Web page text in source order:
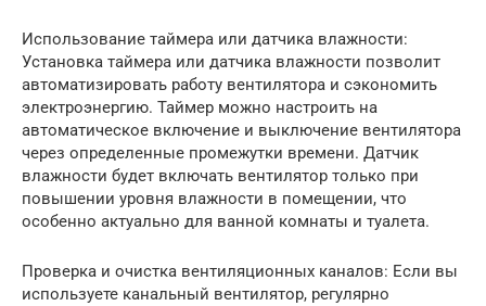
Использование таймера или датчика влажности:
Установка таймера или датчика влажности позволит
автоматизировать работу вентилятора и сэкономить
электроэнергию. Таймер можно настроить на
автоматическое включение и выключение вентилятора
через определенные промежутки времени. Датчик
влажности будет включать вентилятор только при
повышении уровня влажности в помещении, что
особенно актуально для ванной комнаты и туалета.
Проверка и очистка вентиляционных каналов: Если вы
используете канальный вентилятор, регулярно